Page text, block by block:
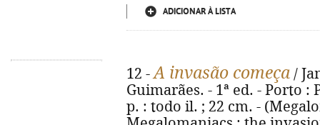
ADICIONAR À LISTA
12 -A invasão começa /
Guimarães. - 1ª ed. - Porto :
p. : todo il. ; 22 cm. -